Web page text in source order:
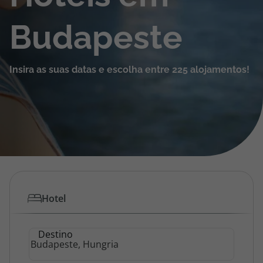
Promoções
Especialistas
Cheque Viagem
Rede de Lojas
Área de Cliente
Budapeste
Insira as suas datas e escolha entre 225 alojamentos!
Hotel
Destino